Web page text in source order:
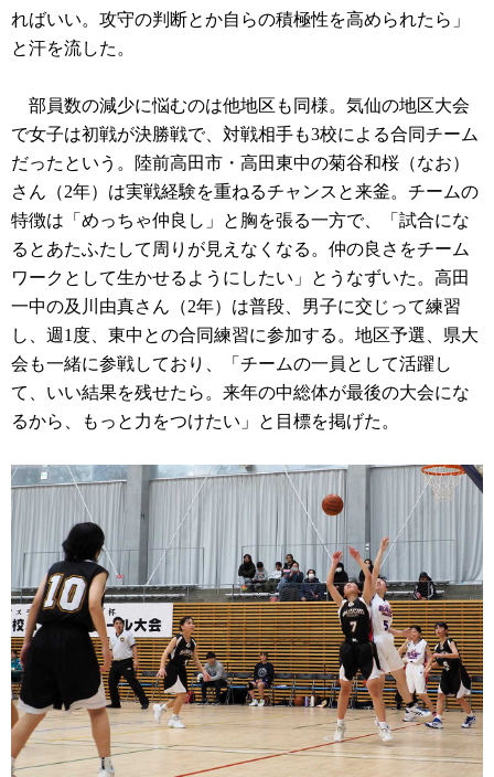
ればいい。攻守の判断とか自らの積極性を高められたら」
と汗を流した。
部員数の減少に悩むのは他地区も同様。気仙の地区大会
で女子は初戦が決勝戦で、対戦相手も3校による合同チーム
だったという。陸前高田市・高田東中の菊谷和桜（なお）
さん（2年）は実戦経験を重ねるチャンスと来釜。チームの
特徴は「めっちゃ仲良し」と胸を張る一方で、「試合にな
るとあたふたして周りが見えなくなる。仲の良さをチーム
ワークとして生かせるようにしたい」とうなずいた。高田
一中の及川由真さん（2年）は普段、男子に交じって練習
し、週1度、東中との合同練習に参加する。地区予選、県大
会も一緒に参戦しており、「チームの一員として活躍し
て、いい結果を残せたら。来年の中総体が最後の大会にな
るから、もっと力をつけたい」と目標を掲げた。